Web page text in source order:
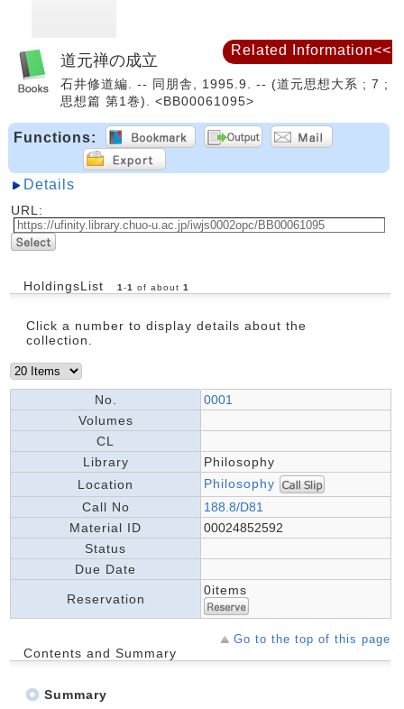
道元禅の成立
石井修道編. -- 同朋舎, 1995.9. -- (道元思想大系 ; 7 ;
思想篇 第1巻). <BB00061095>
Functions:
Details
URL:
HoldingsList 1 -1 of about 1
Click a number to display details about the
collection.
No.
0001
Volumes
CL
Library
Philosophy
Location
Philosophy
Call No
188.8/D81
Material ID
00024852592
Status
Due Date
Reservation
0items
Go to the top of this page
Contents and Summary
Summary
Related Information<<